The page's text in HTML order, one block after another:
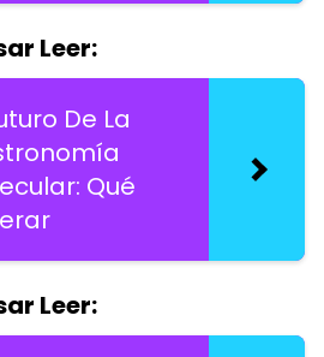
Leer:
De La
Qué
Leer: